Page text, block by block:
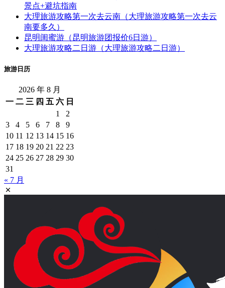
景点+避坑指南
大理旅游攻略第一次去云南（大理旅游攻略第一次去云
南要多久）
昆明闺蜜游（昆明旅游团报价6日游）
大理旅游攻略二日游（大理旅游攻略二日游）
旅游日历
2026 年 8 月
一 二 三 四 五 六 日
1
2
3
4 5 6 7 8
9
10 11 12 13 14 15 16
17 18 19 20 21 22 23
24 25 26 27 28 29 30
31
« 7 月